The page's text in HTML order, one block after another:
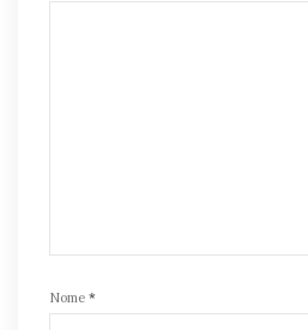
Nome *